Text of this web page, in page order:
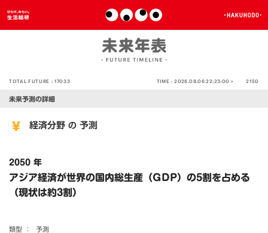
TOTAL FUTURE :17033 TIME :2026.08.06 22:23:00 > 2150
未来予測の詳細
経済分野 の 予測
2050 年
アジア経済が世界の国内総生産（GDP）の5割を占める
（現状は約3割）
類型 ：
予測